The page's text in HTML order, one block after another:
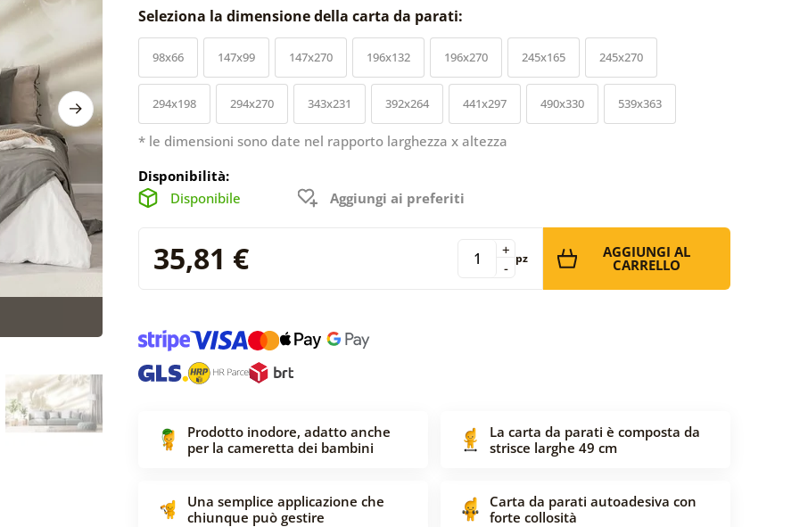
Seleziona la dimensione della carta da parati:
98x66 147x99 147x270 196x132 196x270 245x165 245x270
294x198 294x270 343x231 392x264 441x297 490x330 539x363
* le dimensioni sono date nel rapporto larghezza x altezza
Disponibilità:
Disponibile
Aggiungi ai preferiti
35,81 € -
+ pz AGGIUNGI AL
CARRELLO
Prodotto inodore, adatto anche
per la cameretta dei bambini
La carta da parati è composta da
strisce larghe 49 cm
Una semplice applicazione che
chiunque può gestire
Carta da parati autoadesiva con
forte collosità